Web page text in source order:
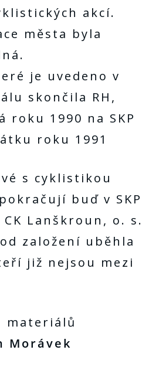
akcí.
města byla
je uvedeno v
skončila RH,
roku 1990 na SKP
roku 1991
s cyklistikou
buď v SKP
Lanškroun, o. s.
založení uběhla
již nejsou mezi
materiálů
Morávek